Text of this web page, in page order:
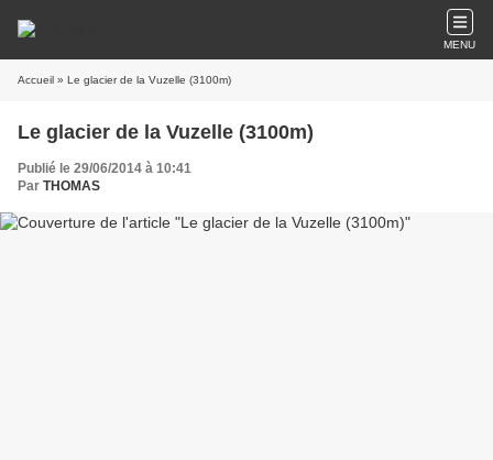
MENU
Accueil » Le glacier de la Vuzelle (3100m)
Le glacier de la Vuzelle (3100m)
Publié le 29/06/2014 à 10:41
Par THOMAS